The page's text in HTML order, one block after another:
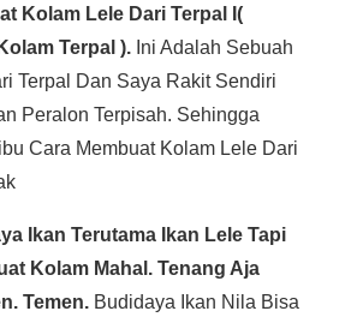
Kolam Lele Dari Terpal I(
Terpal ). Ini Adalah Sebuah
Terpal Dan Saya Rakit Sendiri
Peralon Terpisah. Sehingga
Cara Membuat Kolam Lele Dari
Ikan Terutama Ikan Lele Tapi
Kolam Mahal. Tenang Aja
Temen. Budidaya Ikan Nila Bisa